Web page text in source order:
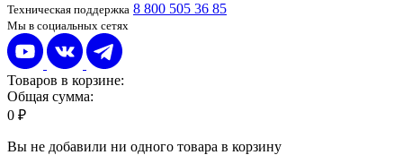
Техническая поддержка 8 800 505 36 85
Мы в социальных сетях
Товаров в корзине:
Общая сумма:
0 ₽
Вы не добавили ни одного товара в корзину